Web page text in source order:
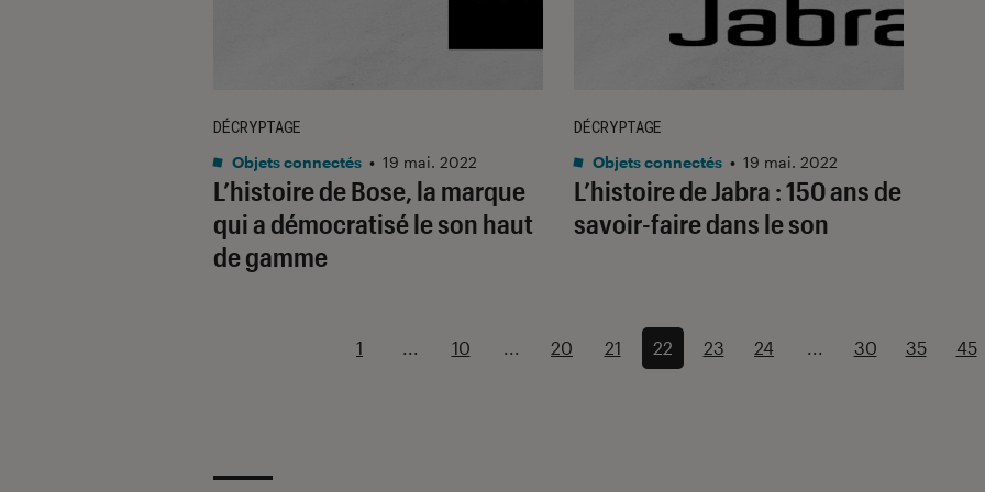
L’histoire de Bose, la marque
qui a démocratisé le son haut
de gamme
DÉCRYPTAGE
Objets connectés • 19 mai. 2022
L’histoire de Jabra : 150 ans de
savoir-faire dans le son
DÉCRYPTAGE
Objets connectés • 19 mai. 2022
1 ... 10 ... 20 21 22 23 24 ... 30 35 45